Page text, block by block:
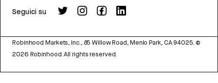
Seguici su
Robinhood Markets, Inc., 85 Willow Road, Menlo Park, CA 94025. ©
2026 Robinhood. All rights reserved.